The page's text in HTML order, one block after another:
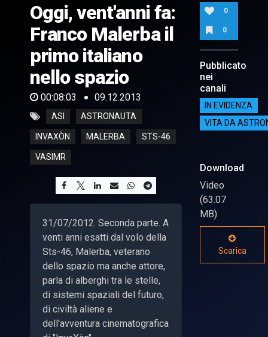
3
seconds
Oggi, vent'anni fa:
Franco Malerba il
primo italiano
nello spazio
00:08:03 09.12.2013
ASI ASTRONAUTA
INVAXÒN MALERBA STS-46
VASIMR
31/07/2012. Seconda parte. A
venti anni esatti dal volo della
Sts-46, Malerba, veterano
dello spazio ma anche attore,
parla di alberghi tra le stelle,
di sistemi spaziali del futuro,
di civiltà aliene e
dell'avventura cinematografica
0
0
Pubblicato
nei
canali
IN EVIDENZA
VITA DA
Download
Video
(63.07
MB)
Scarica